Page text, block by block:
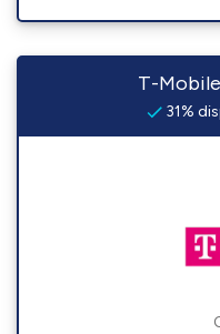
T-
31%